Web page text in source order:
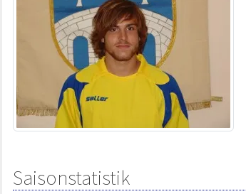
Saisonstatistik